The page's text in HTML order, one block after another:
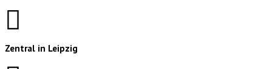
Zentral in Leipzig